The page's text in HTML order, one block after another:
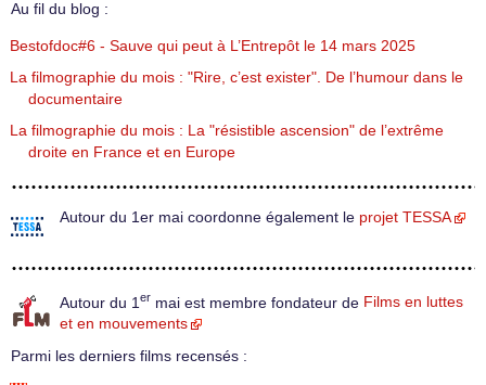
Au fil du blog :
Bestofdoc#6 - Sauve qui peut à L’Entrepôt le 14 mars 2025
La filmographie du mois : "Rire, c’est exister". De l’humour dans le
documentaire
La filmographie du mois : La "résistible ascension" de l’extrême
droite en France et en Europe
Autour du 1er mai coordonne également le projet TESSA
Autour du 1 er mai est membre fondateur de Films en luttes
et en mouvements
Parmi les derniers films recensés :